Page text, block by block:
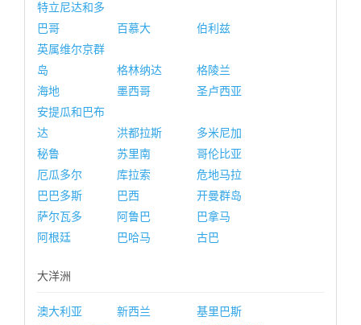
特立尼达和多
巴哥
百慕大
伯利兹
英属维尔京群
岛
格林纳达
格陵兰
海地
墨西哥
圣卢西亚
安提瓜和巴布
达
洪都拉斯
多米尼加
秘鲁
苏里南
哥伦比亚
厄瓜多尔
库拉索
危地马拉
巴巴多斯
巴西
开曼群岛
萨尔瓦多
阿鲁巴
巴拿马
阿根廷
巴哈马 古巴
大洋洲
澳大利亚 新西兰
基里巴斯